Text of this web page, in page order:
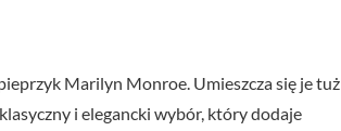
Marilyn Monroe. Umieszcza się je tuż
i elegancki wybór, który dodaje